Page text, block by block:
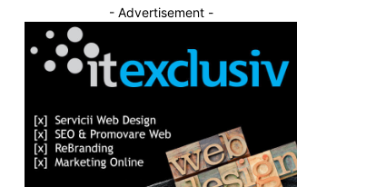
- Advertisement -